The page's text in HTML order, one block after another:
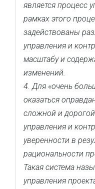
является процесс
рамках этого
задействованы
управления и
масштабу и
изменений.
4. Для «очень
оказаться
сложной и
управления и
уверенности в
рациональности
Такая система
управления